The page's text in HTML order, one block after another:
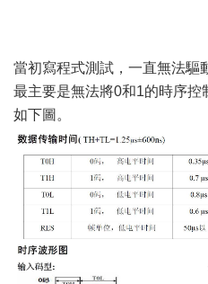
當初寫程式測試，一直無法驅
最主要是無法將0和1的時序控
如下圖。